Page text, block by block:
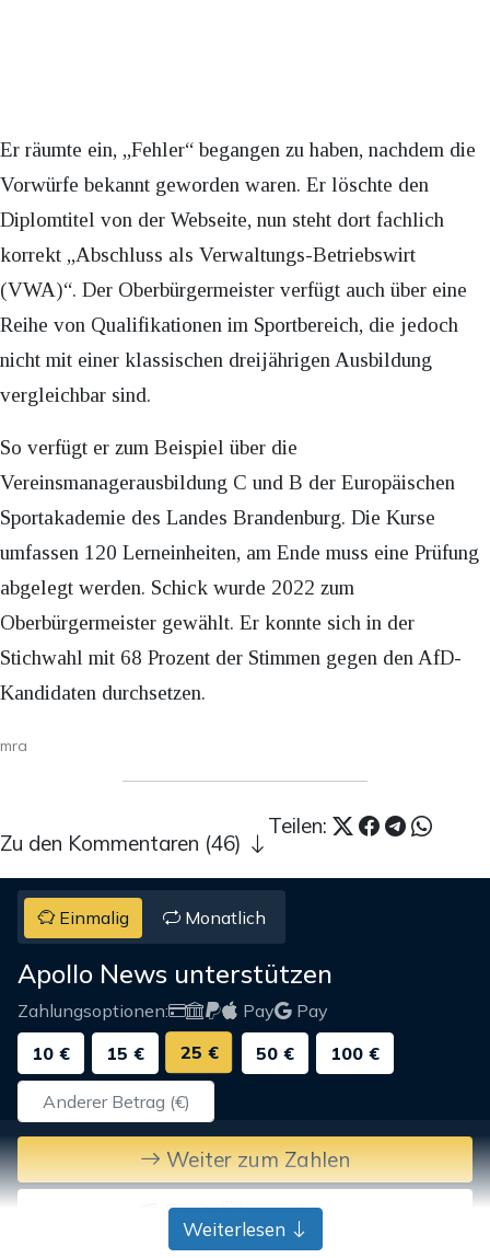
Er räumte ein, „Fehler“ begangen zu haben, nachdem die
Vorwürfe bekannt geworden waren. Er löschte den
Diplomtitel von der Webseite, nun steht dort fachlich
korrekt „Abschluss als Verwaltungs-Betriebswirt
(VWA)“. Der Oberbürgermeister verfügt auch über eine
Reihe von Qualifikationen im Sportbereich, die jedoch
nicht mit einer klassischen dreijährigen Ausbildung
vergleichbar sind.
So verfügt er zum Beispiel über die
Vereinsmanagerausbildung C und B der Europäischen
Sportakademie des Landes Brandenburg. Die Kurse
umfassen 120 Lerneinheiten, am Ende muss eine Prüfung
abgelegt werden. Schick wurde 2022 zum
Oberbürgermeister gewählt. Er konnte sich in der
Stichwahl mit 68 Prozent der Stimmen gegen den AfD-
Kandidaten durchsetzen.
mra
Teilen:
Zu den Kommentaren (46)
Einmalig Monatlich
Apollo News unterstützen
Zahlungsoptionen: Pay
Pay
10 €
15 € 25 € 50 € 100 €
Weiter zum Zahlen
Bank-Überweisung
Weiterlesen